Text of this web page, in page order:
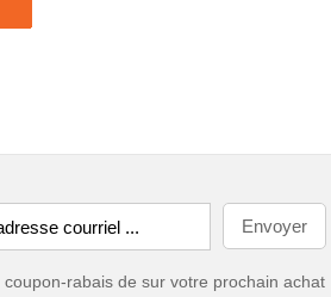
rabais de sur votre prochain achat